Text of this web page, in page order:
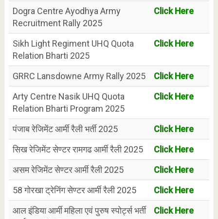
Dogra Centre Ayodhya Army
Recruitment Rally 2025
Click Here
Sikh Light Regiment UHQ Quota
Relation Bharti 2025
Click Here
GRRC Lansdowne Army Rally 2025
Click Here
Arty Centre Nasik UHQ Quota
Relation Bharti Program 2025
Click Here
पंजाब रेजिमेंट आर्मी रैली भर्ती 2025
Click Here
सिख रेजिमेंट सेण्टर रामगढ आर्मी रैली 2025
Click Here
असम रेजिमेंट सेण्टर आर्मी रैली 2025
Click Here
58 गोरखा ट्रेनिंग सेण्टर आर्मी रैली 2025
Click Here
आल इंडिया आर्मी महिला एवं पुरुष स्पोर्ट्स भर्ती
Click Here